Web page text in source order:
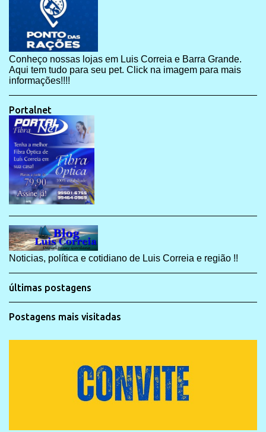
Conheço nossas lojas em Luis Correia e Barra Grande.
Aqui tem tudo para seu pet. Click na imagem para mais
informações!!!!
Portalnet
Noticias, política e cotidiano de Luis Correia e região !!
últimas postagens
Postagens mais visitadas